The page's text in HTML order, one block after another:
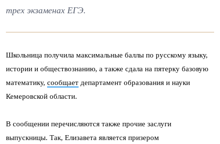
трех экзаменах ЕГЭ.
Школьница получила максимальные баллы по русскому языку,
истории и обществознанию, а также сдала на пятерку базовую
математику, сообщает департамент образования и науки
Кемеровской области.
В сообщении перечисляются также прочие заслуги
выпускницы. Так, Елизавета является призером